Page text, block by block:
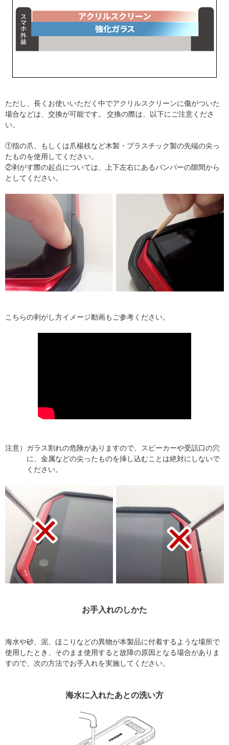
ただし、長くお使いいただく中でアクリルスクリーンに傷がついた
場合などは、交換が可能です。 交換の際は、以下にご注意くださ
い。
①指の爪、もしくは爪楊枝など木製・プラスチック製の先端の尖っ
たものを使用してください。
②剥がす際の起点については、上下左右にあるバンパーの隙間から
としてください。
こちらの剥がし方イメージ動画もご参考ください。
注意）ガラス割れの危険がありますので、スピーカーや受話口の穴
に、金属などの尖ったものを挿し込むことは絶対にしないで
ください。
お手入れのしかた
海水や砂、泥、ほこりなどの異物が本製品に付着するような場所で
使用したとき、そのまま使用すると故障の原因となる場合がありま
すので、次の方法でお手入れを実施してください。
海水に入れたあとの洗い方